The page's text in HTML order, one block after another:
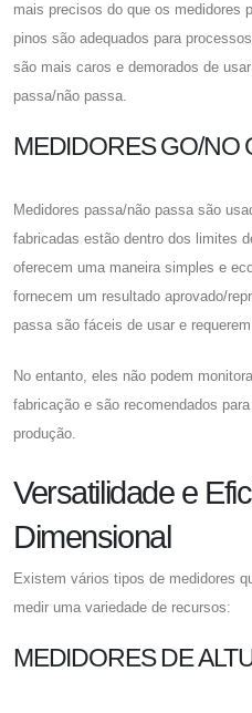
mais precisos do que os medidores
pinos são adequados para
são mais caros e demorados de
passa/não passa.
MEDIDORES GO/NO
Medidores passa/não passa são
fabricadas estão dentro dos limites
oferecem uma maneira simples e
fornecem um resultado aprovado/
passa são fáceis de usar e
No entanto, eles não podem
fabricação e são recomendados
produção.
Versatilidade e
Dimensional
Existem vários tipos de medidores
medir uma variedade de recursos:
MEDIDORES DE